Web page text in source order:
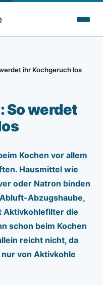
ihr Kochgeruch los
So werdet
Kochen vor allem
Hausmittel wie
oder Natron binden
Abzugshaube,
Aktivkohlefilter die
schon beim Kochen
reicht nicht, da
von Aktivkohle